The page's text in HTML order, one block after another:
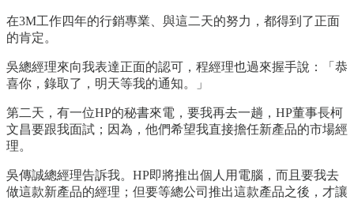
在3M工作四年的行銷專業、與這二天的努力，都得到了正面
的肯定。
吳總經理來向我表達正面的認可，程經理也過來握手說：「恭
喜你，錄取了，明天等我的通知。」
第二天，有一位HP的秘書來電，要我再去一趟，HP董事長柯
文昌要跟我面試；因為，他們希望我直接擔任新產品的市場經
理。
吳傳誠總經理告訴我。HP即將推出個人用電腦，而且要我去
做這款新產品的經理；但要等總公司推出這款產品之後，才讓